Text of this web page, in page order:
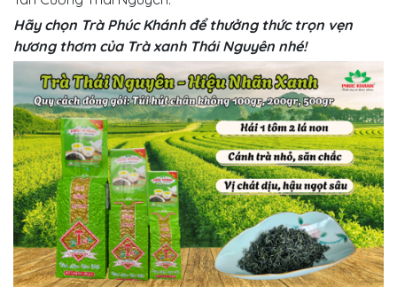
Hãy chọn Trà Phúc Khánh để thưởng thức trọn vẹn
hương thơm của Trà xanh Thái Nguyên nhé!